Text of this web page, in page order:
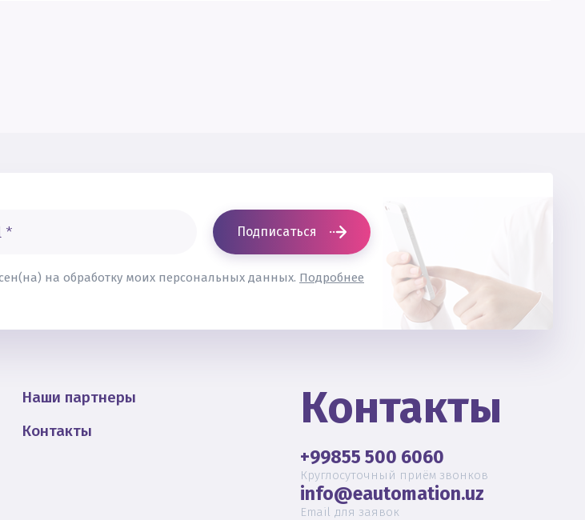
на обработку моих персональных данных. Подробнее
Подписаться
Наши партнеры
Контакты
Контакты
+99855 500 6060
Круглосуточный приём звонков
info@eautomation.uz
Email для заявок